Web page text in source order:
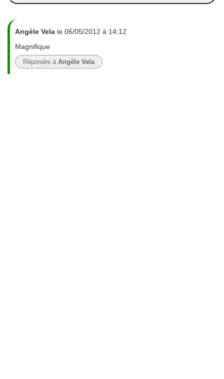
Angèle Vela le 06/05/2012 à 14:12
Magnifique
Répondre à Angèle Vela